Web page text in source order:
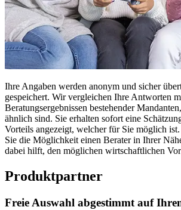
Ihre Angaben werden anonym und sicher
gespeichert. Wir vergleichen Ihre Antworten
Beratungsergebnissen bestehender
ähnlich sind. Sie erhalten sofort eine
Vorteils angezeigt, welcher für Sie möglich
Sie die Möglichkeit einen Berater in Ihrer
dabei hilft, den möglichen wirtschaftlichen
Produktpartner
Freie Auswahl abgestimmt auf